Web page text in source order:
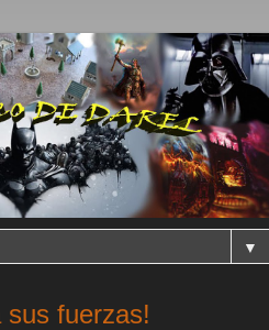
▼
sus fuerzas!